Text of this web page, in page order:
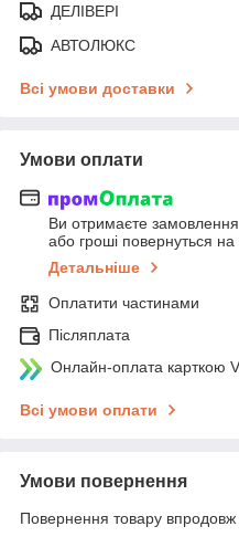
ДЕЛІВЕРІ
АВТОЛЮКС
Всі умови доставки
Умови оплати
Ви отримаєте замовлення
або гроші повернуться на
Детальніше
Оплатити частинами
Післяплата
Онлайн-оплата карткою
Всі умови оплати
Умови повернення
Повернення товару впродовж